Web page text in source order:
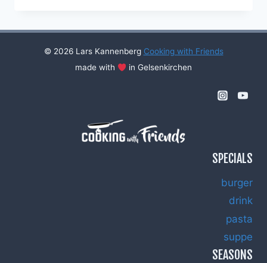
© 2026 Lars Kannenberg Cooking with Friends
made with
in Gelsenkirchen
SPECIALS
burger
drink
pasta
suppe
SEASONS